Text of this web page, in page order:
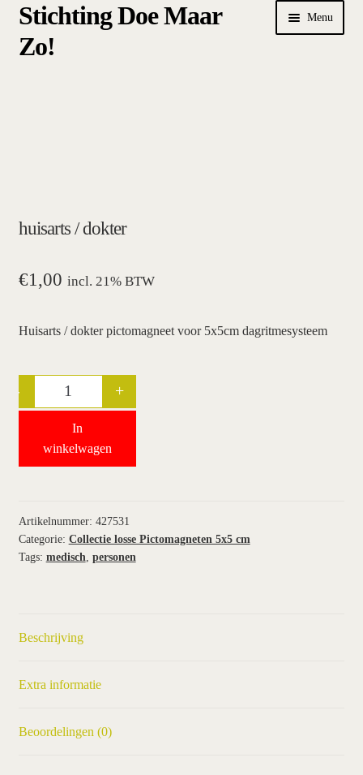
Ga
naar
Ga
de
Stichting Doe Maar
Zo!
Menu
bestellen
hoe werkt een plansysteem
wie wij zijn / contact
winkel
huisarts / dokter
€1,00 incl. 21% BTW
Huisarts / dokter pictomagneet voor 5x5cm dagritmesysteem
Quantity
- +
In
winkelwagen
Artikelnummer: 427531
Categorie: Collectie losse Pictomagneten 5x5 cm
Tags: medisch, personen
Beschrijving
Extra informatie
Beoordelingen (0)